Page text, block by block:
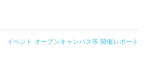
イベント オープンキャンパス等 開催レポート